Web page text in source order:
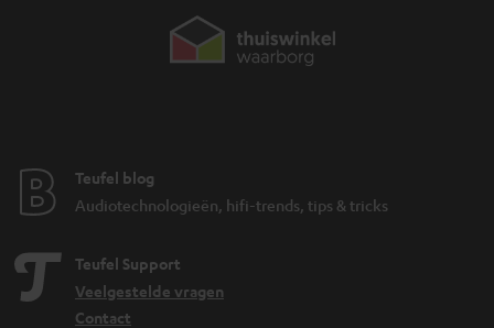
Teufel blog
Audiotechnologieën, hifi-trends, tips & tricks
Teufel Support
Veelgestelde vragen
Contact